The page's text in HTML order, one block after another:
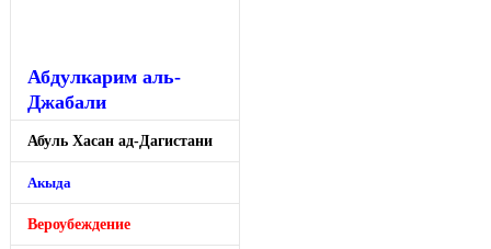
Абдулкарим аль-
Джабали
Абуль Хасан ад-Дагистани
Акыда
Вероубеждение